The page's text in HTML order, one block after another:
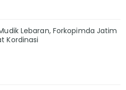
Lebaran, Forkopimda Jatim
Kordinasi